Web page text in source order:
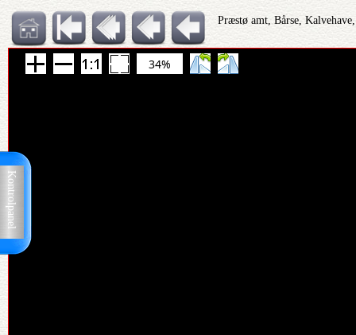
Kontrolpanel
Præstø amt, Bårse,
34%